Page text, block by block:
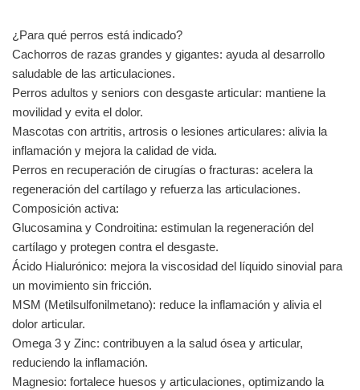
¿Para qué perros está indicado?
Cachorros de razas grandes y gigantes: ayuda al desarrollo
saludable de las articulaciones.
Perros adultos y seniors con desgaste articular: mantiene la
movilidad y evita el dolor.
Mascotas con artritis, artrosis o lesiones articulares: alivia la
inflamación y mejora la calidad de vida.
Perros en recuperación de cirugías o fracturas: acelera la
regeneración del cartílago y refuerza las articulaciones.
Composición activa:
Glucosamina y Condroitina: estimulan la regeneración del
cartílago y protegen contra el desgaste.
Ácido Hialurónico: mejora la viscosidad del líquido sinovial para
un movimiento sin fricción.
MSM (Metilsulfonilmetano): reduce la inflamación y alivia el
dolor articular.
Omega 3 y Zinc: contribuyen a la salud ósea y articular,
reduciendo la inflamación.
Magnesio: fortalece huesos y articulaciones, optimizando la